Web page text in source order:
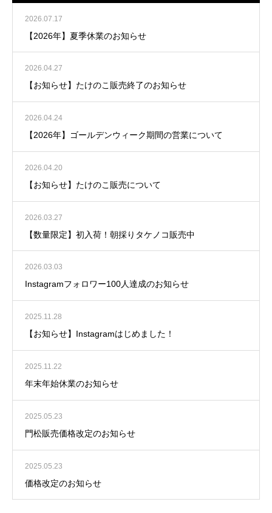
2026.07.17
【2026年】夏季休業のお知らせ
2026.04.27
【お知らせ】たけのこ販売終了のお知らせ
2026.04.24
【2026年】ゴールデンウィーク期間の営業について
2026.04.20
【お知らせ】たけのこ販売について
2026.03.27
【数量限定】初入荷！朝採りタケノコ販売中
2026.03.03
Instagramフォロワー100人達成のお知らせ
2025.11.28
【お知らせ】Instagramはじめました！
2025.11.22
年末年始休業のお知らせ
2025.05.23
門松販売価格改定のお知らせ
2025.05.23
価格改定のお知らせ